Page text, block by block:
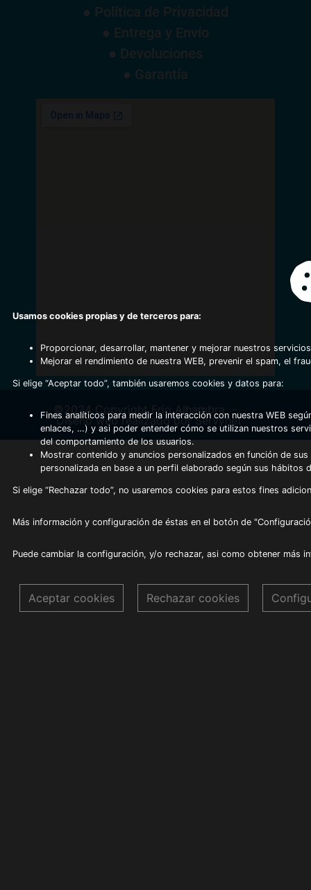
● Política de Privacidad
● Entrega y Envío
● Devoluciones
● Garantía
©2024 Copyright Frio Alhambra
Diseño web realizado por Servynet
Usamos cookies propias y de terceros para:
Proporcionar, desarrollar, mantener y mejorar nuestros
Mejorar el rendimiento de nuestra WEB, prevenir el spam, el
Si elige “Aceptar todo”, también usaremos cookies y datos para:
Fines analíticos para medir la interacción con nuestra WEB
enlaces, …) y asi poder entender cómo se utilizan nuestros
del comportamiento de los usuarios.
Mostrar contenido y anuncios personalizados en función de
personalizada en base a un perfil elaborado según sus hábitos
Si elige “Rechazar todo”, no usaremos cookies para estos fines
Más información y configuración de éstas en el botón de
Puede cambiar la configuración, y/o rechazar, asi como obtener más
Aceptar cookies Rechazar cookies